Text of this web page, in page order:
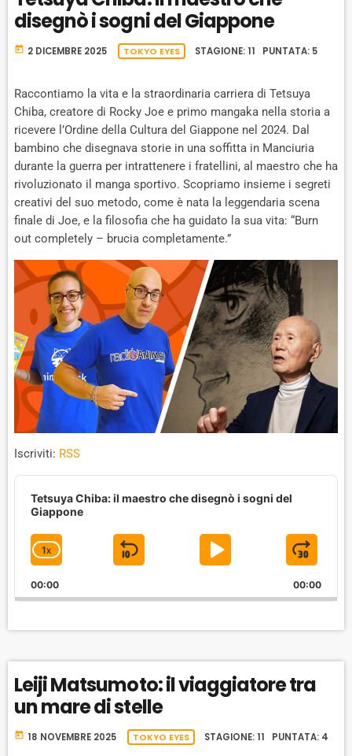
Y
B
A
C
R
A
T
E
C
K
W
R
D
U
S
E
A
D
disegnò i sogni del Giappone
today 2 DICEMBRE 2025 TOKYO EYES STAGIONE: 11 PUNTATA: 5
Raccontiamo la vita e la straordinaria carriera di Tetsuya
Chiba, creatore di Rocky Joe e primo mangaka nella storia a
ricevere l’Ordine della Cultura del Giappone nel 2024. Dal
bambino che disegnava storie in una soffitta in Manciuria
durante la guerra per intrattenere i fratellini, al maestro che ha
rivoluzionato il manga sportivo. Scopriamo insieme i segreti
creativi del suo metodo, come è nata la leggendaria scena
finale di Joe, e la filosofia che ha guidato la sua vita: “Burn
out completely – brucia completamente.”
Iscriviti: RSS
A
y
r
Tetsuya Chiba: il maestro che disegnò i sogni del
Giappone
C
A
N
E
L
A
Y
B
A
C
1X
S
I
P
A
C
K
W
P
A
Y
A
U
E
J
U
M
P
O
R
A
00:00 00:00
Leiji Matsumoto: il viaggiatore tra
un mare di stelle
today 18 NOVEMBRE 2025 TOKYO EYES STAGIONE: 11 PUNTATA: 4